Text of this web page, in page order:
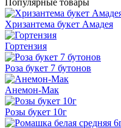
Популярные товары
Хризантема букет Амадея
Гортензия
Роза букет 7 бутонов
Анемон-Мак
Розы букет 10г